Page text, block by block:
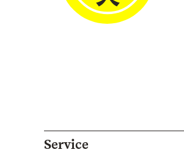
Service